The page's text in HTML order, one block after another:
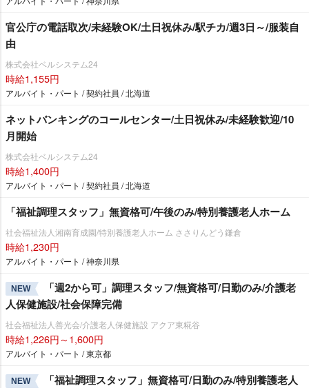
官公庁の電話取次/未経験OK/土日祝休み/駅チカ/週3日～/服装自
由
株式会社ベルシステム24
時給1,155円
アルバイト・パート / 契約社員 / 北海道
ネットバンキングのコールセンター/土日祝休み/未経験歓迎/10
月開始
株式会社ベルシステム24
時給1,400円
アルバイト・パート / 契約社員 / 北海道
「福祉調理スタッフ」無資格可/午後のみ/特別養護老人ホーム
社会福祉法人湘南育成園/特別養護老人ホーム ささりんどう鎌倉
時給1,230円
アルバイト・パート / 神奈川県
NEW
「週2から可」調理スタッフ/無資格可/日勤のみ/介護老
人保健施設/社会保障完備
社会福祉法人善光会/介護老人保健施設 アクア東糀谷
時給1,226円～1,600円
アルバイト・パート / 東京都
NEW
「福祉調理スタッフ」無資格可/日勤のみ/特別養護老人